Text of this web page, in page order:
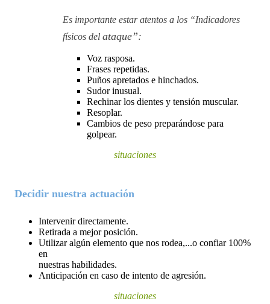
Es importante estar atentos a los “Indicadores
físicos del ataque”:
Voz rasposa.
Frases repetidas.
Puños apretados e hinchados.
Sudor inusual.
Rechinar los dientes y tensión muscular.
Resoplar.
Cambios de peso preparándose para
golpear.
situaciones
Decidir nuestra actuación
Intervenir directamente.
Retirada a mejor posición.
Utilizar algún elemento que nos rodea,...o confiar 100%
en
nuestras habilidades.
Anticipación en caso de intento de agresión.
situaciones